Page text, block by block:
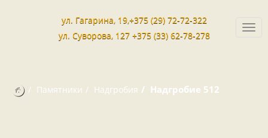
ул. Гагарина, 19,+375 (29) 72-72-322
ул. Суворова, 127 +375 (33) 62-78-278
Памятники Надгробия Надгробие 512